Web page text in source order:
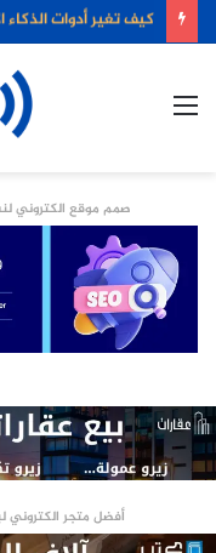
كيف تغير أدوات
صمم موقع الكتروني
أفضل متجر الكتروني